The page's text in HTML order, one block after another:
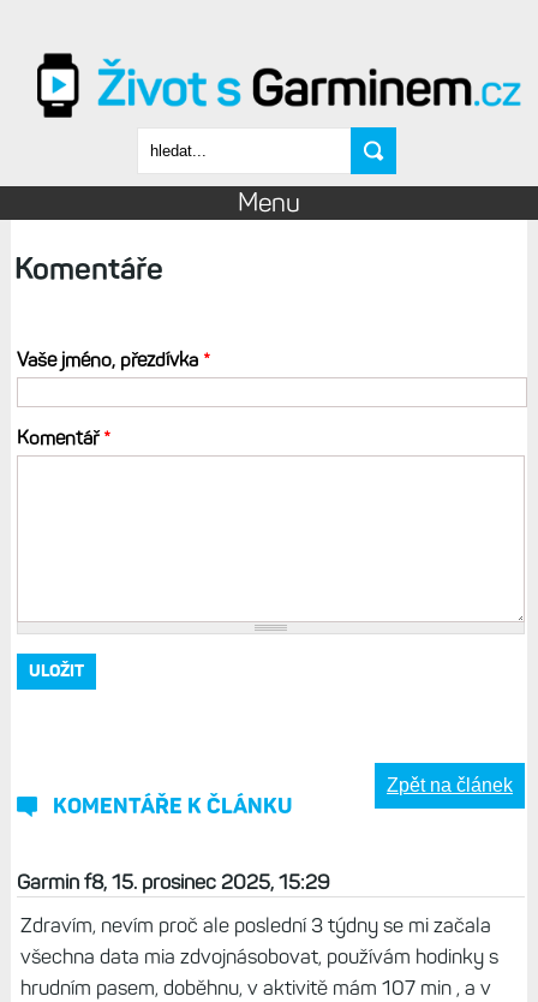
Vyhledávání
Menu
Komentáře
Vaše jméno, přezdívka *
Komentář*
KOMENTÁŘE K ČLÁNKU
Zpět na článek
Garmin f8, 15. prosinec 2025, 15:29
Zdravím, nevím proč ale poslední 3 týdny se mi začala
všechna data mia zdvojnásobovat, používám hodinky s
hrudním pasem, doběhnu, v aktivitě mám 107 min , a v